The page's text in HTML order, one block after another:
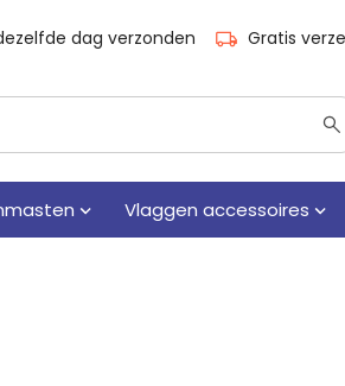
dag verzonden Gratis
Vlaggen accessoires